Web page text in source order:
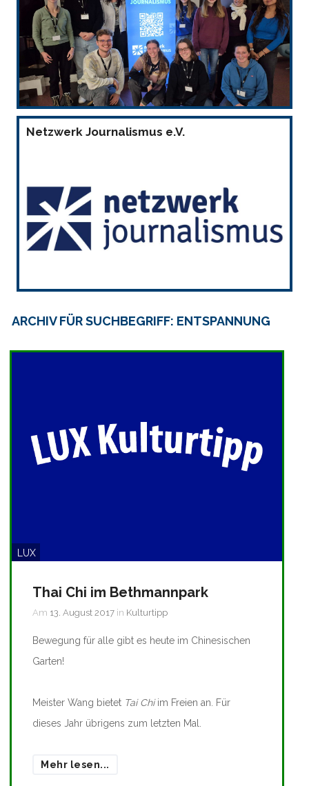
Netzwerk Journalismus e.V.
ARCHIV FÜR SUCHBEGRIFF: ENTSPANNUNG
LUX
Thai Chi im Bethmannpark
Am 13. August 2017 in Kulturtipp
Bewegung für alle gibt es heute im Chinesischen
Garten!
Meister Wang bietet Tai Chiim Freien an. Für
dieses Jahr übrigens zum letzten Mal.
Mehr lesen...